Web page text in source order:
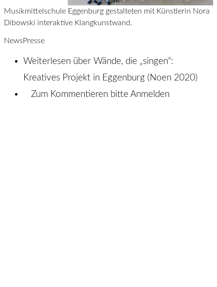
Musikmittelschule Eggenburg gestalteten mit Künstlerin Nora
Dibowski interaktive Klangkunstwand.
NewsPresse
Weiterlesen über Wände, die „singen“:
Kreatives Projekt in Eggenburg (Noen 2020)
Zum Kommentieren bitte Anmelden